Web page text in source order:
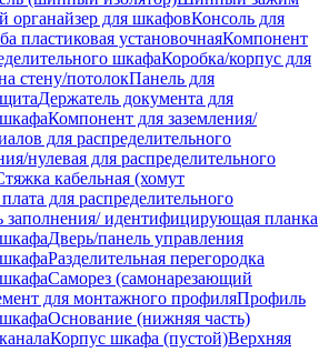
органайзер для шкафовКонсоль для
пластиковая установочнаяКомпонент
шкафаКоробка/корпус для
стену/потолокПанель для
Держатель документа для
Компонент для заземления/
для распределительного
нулевая для распределительного
кабельная (хомут
для распределительного
идентифицирующая планка
Дверь/панель управления
Разделительная перегородка
Саморез (самонарезающий
для монтажного профиляПрофиль
Основание (нижняя часть)
Корпус шкафа (пустой)Верхняя